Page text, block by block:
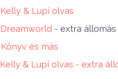
Kelly & Lupi olvas
Dreamworld- extra állomás
Könyv és más
Kelly & Lupi olvas - extra